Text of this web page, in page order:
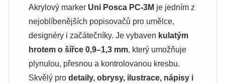
Akrylový marker Uni Posca PC-3M je jedním z
nejoblíbenějších popisovačů pro umělce,
designéry i začátečníky. Je vybaven kulatým
hrotem o šířce 0,9–1,3 mm, který umožňuje
plynulou, přesnou a kontrolovanou kresbu.
Skvělý pro detaily, obrysy, ilustrace, nápisy i